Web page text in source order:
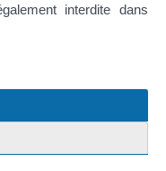
interdite dans